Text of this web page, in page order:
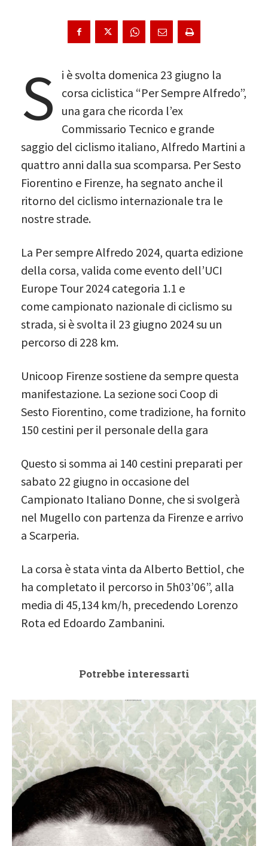
S
i è svolta domenica 23 giugno la
corsa ciclistica “Per Sempre Alfredo”,
una gara che ricorda l’ex
Commissario Tecnico e grande
saggio del ciclismo italiano, Alfredo Martini a
quattro anni dalla sua scomparsa. Per Sesto
Fiorentino e Firenze, ha segnato anche il
ritorno del ciclismo internazionale tra le
nostre strade.
La Per sempre Alfredo 2024, quarta edizione
della corsa, valida come evento dell’UCI
Europe Tour 2024 categoria 1.1 e
come campionato nazionale di ciclismo su
strada, si è svolta il 23 giugno 2024 su un
percorso di 228 km.
Unicoop Firenze sostiene da sempre questa
manifestazione. La sezione soci Coop di
Sesto Fiorentino, come tradizione, ha fornito
150 cestini per il personale della gara
Questo si somma ai 140 cestini preparati per
sabato 22 giugno in occasione del
Campionato Italiano Donne, che si svolgerà
nel Mugello con partenza da Firenze e arrivo
a Scarperia.
La corsa è stata vinta da Alberto Bettiol, che
ha completato il percorso in 5h03’06”, alla
media di 45,134 km/h, precedendo Lorenzo
Rota ed Edoardo Zambanini.
Potrebbe interessarti